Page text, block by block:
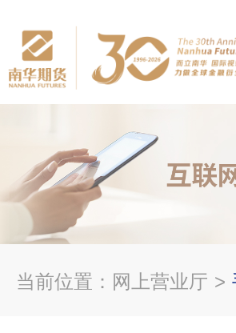
当前位置： 网上营业厅 >